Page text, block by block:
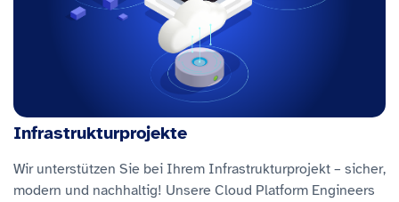
Infrastrukturprojekte
Wir unterstützen Sie bei Ihrem Infrastrukturprojekt – sicher,
modern und nachhaltig! Unsere Cloud Platform Engineers